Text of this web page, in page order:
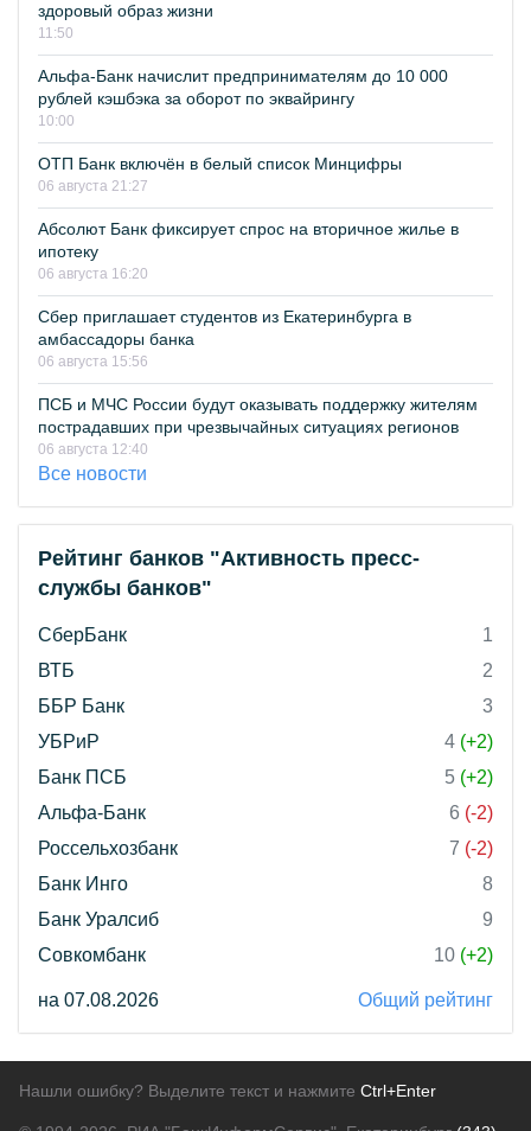
здоровый образ жизни
11:50
Альфа-Банк начислит предпринимателям до 10 000
рублей кэшбэка за оборот по эквайрингу
10:00
ОТП Банк включён в белый список Минцифры
06 августа 21:27
Абсолют Банк фиксирует спрос на вторичное жилье в
ипотеку
06 августа 16:20
Сбер приглашает студентов из Екатеринбурга в
амбассадоры банка
06 августа 15:56
ПСБ и МЧС России будут оказывать поддержку жителям
пострадавших при чрезвычайных ситуациях регионов
06 августа 12:40
Все новости
Рейтинг банков "Активность пресс-
службы банков"
СберБанк
1
ВТБ
2
ББР Банк
3
УБРиР
4 (+2)
Банк ПСБ
5 (+2)
Альфа-Банк
6 (-2)
Россельхозбанк
7 (-2)
Банк Инго
8
Банк Уралсиб
9
Совкомбанк
10 (+2)
на 07.08.2026 Общий рейтинг
Нашли ошибку? Выделите текст и нажмите Ctrl+Enter